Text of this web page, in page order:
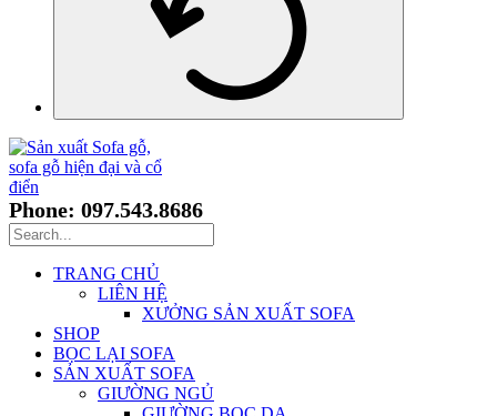
Phone: 097.543.8686
TRANG CHỦ
LIÊN HỆ
XƯỞNG SẢN XUẤT SOFA
SHOP
BỌC LẠI SOFA
SẢN XUẤT SOFA
GIƯỜNG NGỦ